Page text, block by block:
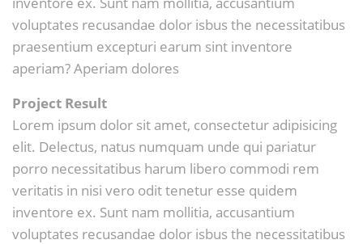
voluptates recusandae dolor isbus the necessitatibus
praesentium excepturi earum sint inventore
aperiam? Aperiam dolores
Project Result
Lorem ipsum dolor sit amet, consectetur adipisicing
elit. Delectus, natus numquam unde qui pariatur
porro necessitatibus harum libero commodi rem
veritatis in nisi vero odit tenetur esse quidem
inventore ex. Sunt nam mollitia, accusantium
voluptates recusandae dolor isbus the necessitatibus